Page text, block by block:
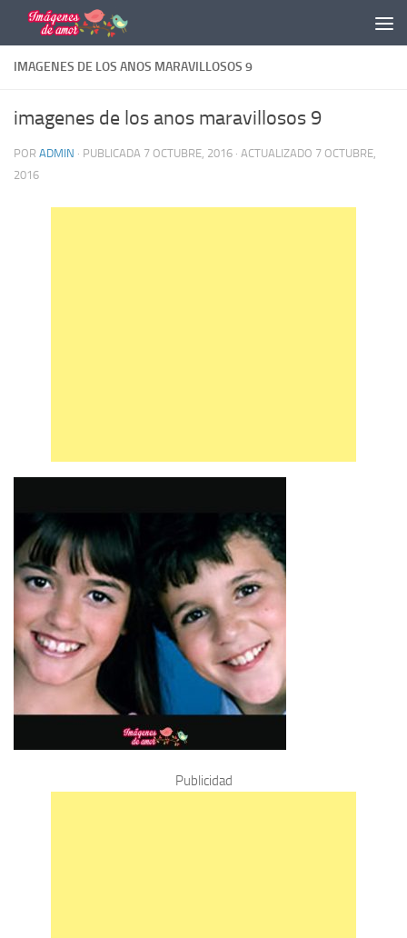
Saltar al contenido
IMAGENES DE LOS ANOS MARAVILLOSOS 9
imagenes de los anos maravillosos 9
POR ADMIN · PUBLICADA 7 OCTUBRE, 2016 · ACTUALIZADO 7 OCTUBRE,
2016
Publicidad